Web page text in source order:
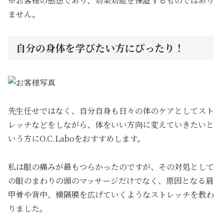
ません。
自分の身体を学びたい方にぴったり！
先生任せではなく、自分自身も日々の体のケアとしてスト
レッチなどをしながら、体をいい方向に変えていきたいと
いう方にO.C.Laboをおすすめします。
私は眼の痛みが最もつらかったのですが、その対処として
の眼のまわりの頭のマッサージだけでなく、原因となる肩
甲骨や背中、横隔膜を広げていくようなストレッチを教わ
りました。